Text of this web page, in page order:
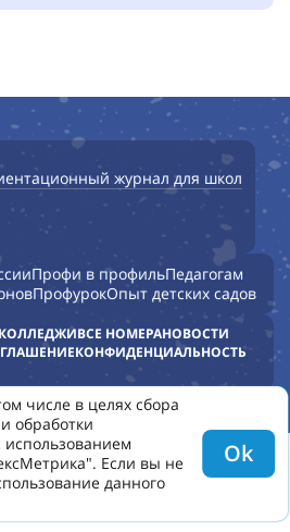
журнал для школ
Профи в профильПедагогам
ПрофурокОпыт детских садов
КОЛЛЕДЖИВСЕ НОМЕРАНОВОСТИ
КОНФИДЕНЦИАЛЬНОСТЬ
числе в целях сбора
обработки
Если вы не
данного
Ok